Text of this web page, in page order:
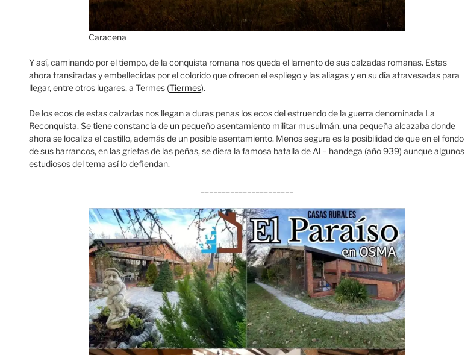
Caracena
Y así, caminando por el tiempo, de la conquista romana nos queda el lamento de sus calzadas romanas. Estas
ahora transitadas y embellecidas por el colorido que ofrecen el espliego y las aliagas y en su día atravesadas para
llegar, entre otros lugares, a Termes (Tiermes).
De los ecos de estas calzadas nos llegan a duras penas los ecos del estruendo de la guerra denominada La
Reconquista. Se tiene constancia de un pequeño asentamiento militar musulmán, una pequeña alcazaba donde
ahora se localiza el castillo, además de un posible asentamiento. Menos segura es la posibilidad de que en el fondo
de sus barrancos, en las grietas de las peñas, se diera la famosa batalla de Al – handega (año 939) aunque algunos
estudiosos del tema así lo defiendan.